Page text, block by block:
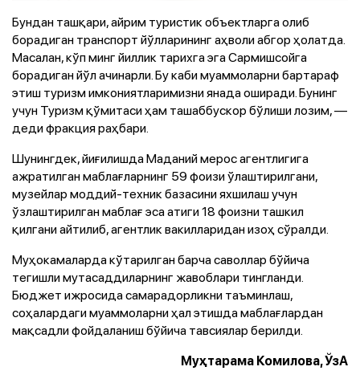
Бундан ташқари, айрим туристик объектларга олиб
борадиган транспорт йўлларининг аҳволи абгор ҳолатда.
Масалан, кўп минг йиллик тарихга эга Сармишсойга
борадиган йўл ачинарли. Бу каби муаммоларни бартараф
этиш туризм имкониятларимизни янада оширади. Бунинг
учун Туризм қўмитаси ҳам ташаббускор бўлиши лозим, —
деди фракция раҳбари.
Шунингдек, йиғилишда Маданий мерос агентлигига
ажратилган маблағларнинг 59 фоизи ўлаштирилгани,
музейлар моддий-техник базасини яхшилаш учун
ўзлаштирилган маблағ эса атиги 18 фоизни ташкил
қилгани айтилиб, агентлик вакилларидан изоҳ сўралди.
Муҳокамаларда кўтарилган барча саволлар бўйича
тегишли мутасаддиларнинг жавоблари тингланди.
Бюджет ижросида самарадорликни таъминлаш,
соҳалардаги муаммоларни ҳал этишда маблағлардан
мақсадли фойдаланиш бўйича тавсиялар берилди.
Муҳтарама Комилова, ЎзА